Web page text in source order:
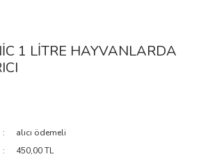
1 LİTRE HAYVANLARDA
alıcı ödemeli
450,00 TL